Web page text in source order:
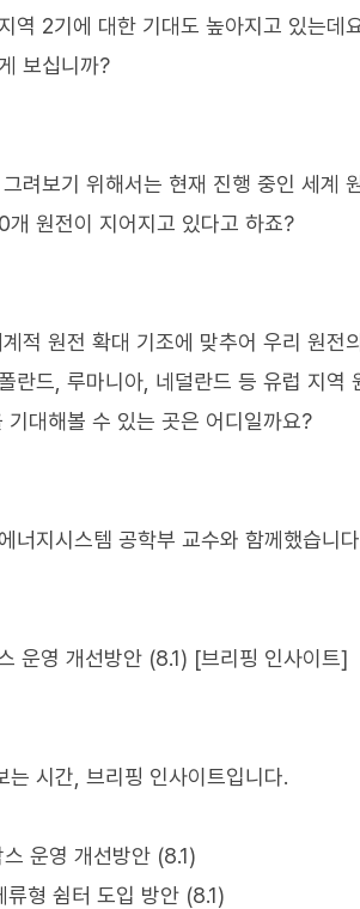
역 2기에 대한 기대도 높아지고 있는데
보십니까?
려보기 위해서는 현재 진행 중인 세계
원전이 지어지고 있다고 하죠?
적 원전 확대 기조에 맞추어 우리 원전
란드, 루마니아, 네덜란드 등 유럽 지역
대해볼 수 있는 곳은 어디일까요?
너지시스템 공학부 교수와 함께했습니
운영 개선방안 (8.1) [브리핑 인사이트]
는 시간, 브리핑 인사이트입니다.
운영 개선방안 (8.1)
형 쉼터 도입 방안 (8.1)